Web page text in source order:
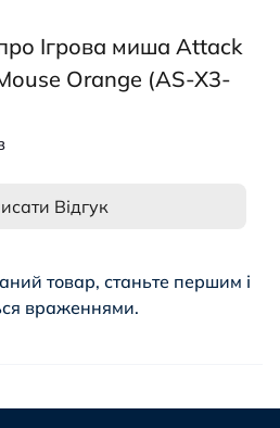
Ігрова миша Attack
Orange (AS-X3-
Відгук
товар, станьте першим і
враженнями.